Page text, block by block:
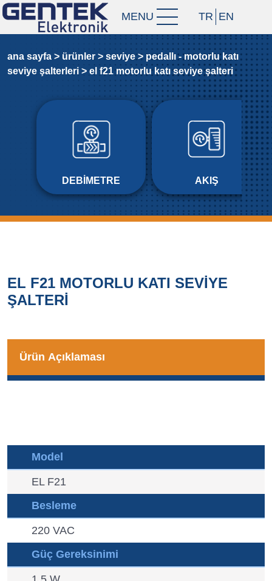
MENU TR EN
ana sayfa > ürünler > sevi̇ye > pedalli - motorlu kati
sevi̇ye şalterleri̇ > el f21 motorlu kati sevi̇ye şalteri̇
DEBIMETRE AKIŞ
EL F21 MOTORLU KATI SEVİYE
ŞALTERİ
Ürün Açıklaması
Model
EL F21
Besleme
220 VAC
Güç Gereksinimi